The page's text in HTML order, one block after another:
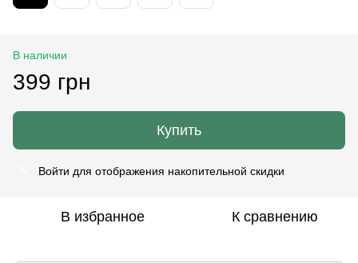
В наличии
399 грн
Купить
Войти для отображения накопительной скидки
В избранное К сравнению